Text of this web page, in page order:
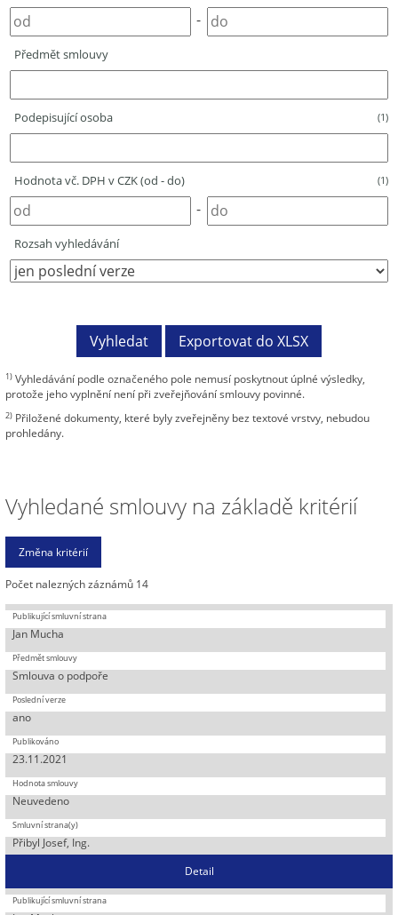
-
Předmět smlouvy
Podepisující osoba (1)
Hodnota vč. DPH v CZK (od - do) (1)
-
Rozsah vyhledávání
1) Vyhledávání podle označeného pole nemusí poskytnout úplné výsledky,
protože jeho vyplnění není při zveřejňování smlouvy povinné.
2) Přiložené dokumenty, které byly zveřejněny bez textové vrstvy, nebudou
prohledány.
Vyhledané smlouvy na základě kritérií
Počet nalezných záznámů 14
Jan Mucha
Smlouva o podpoře
ano
23.11.2021
Neuvedeno
Přibyl Josef, Ing.
Detail